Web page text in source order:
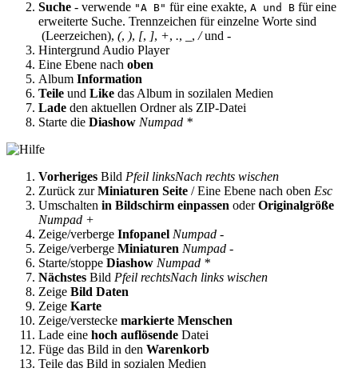
Suche - verwende "A B" für eine exakte, A und B für eine
erweiterte Suche. Trennzeichen für einzelne Worte sind
(Leerzeichen), (, ), [, ], +, ., , /und -
Hintergrund Audio Player
Eine Ebene nach oben
Album Information
Teile und Like das Album in sozilalen Medien
Lade den aktuellen Ordner als ZIP-Datei
Starte die Diashow Numpad *
Vorheriges Bild Pfeil linksNach rechts wischen
Zurück zurMiniaturen Seite / Eine Ebene nach oben Esc
Umschalten in Bildschirm einpassen oderOriginalgröße
Numpad +
Zeige/verberge Infopanel Numpad -
Zeige/verberge Miniaturen Numpad -
Starte/stoppe Diashow Numpad *
Nächstes Bild Pfeil rechtsNach links wischen
Zeige Bild Daten
Zeige Karte
Zeige/verstecke markierte Menschen
Lade eine hoch auflösende Datei
Füge das Bild in den Warenkorb
Teile das Bild in sozialen Medien